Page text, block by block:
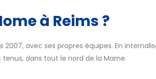
à Reims ?
avec ses propres équipes. En
dans tout le nord de la Marne.